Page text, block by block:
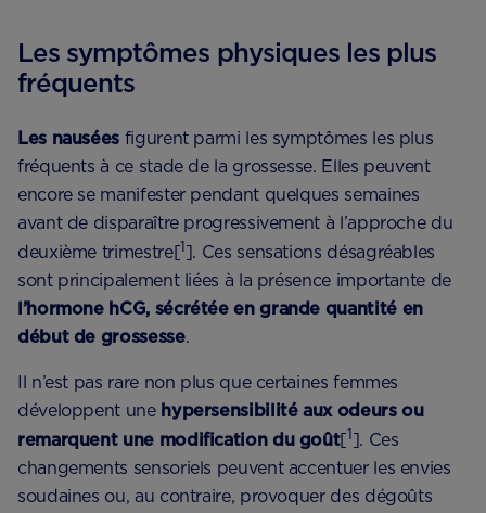
Les symptômes physiques les plus
fréquents
Les nausées figurent parmi les symptômes les plus
fréquents à ce stade de la grossesse. Elles peuvent
encore se manifester pendant quelques semaines
avant de disparaître progressivement à l’approche du
deuxième trimestre[1]. Ces sensations désagréables
sont principalement liées à la présence importante de
l’hormone hCG, sécrétée en grande quantité en
début de grossesse.
Il n’est pas rare non plus que certaines femmes
développent une hypersensibilité aux odeurs ou
remarquent une modification du goût[1]. Ces
changements sensoriels peuvent accentuer les envies
soudaines ou, au contraire, provoquer des dégoûts